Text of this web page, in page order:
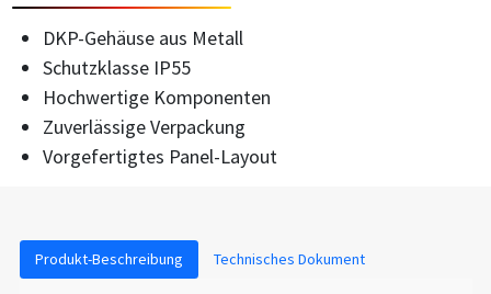
DKP-Gehäuse aus Metall
Schutzklasse IP55
Hochwertige Komponenten
Zuverlässige Verpackung
Vorgefertigtes Panel-Layout
Produkt-Beschreibung Technisches Dokument